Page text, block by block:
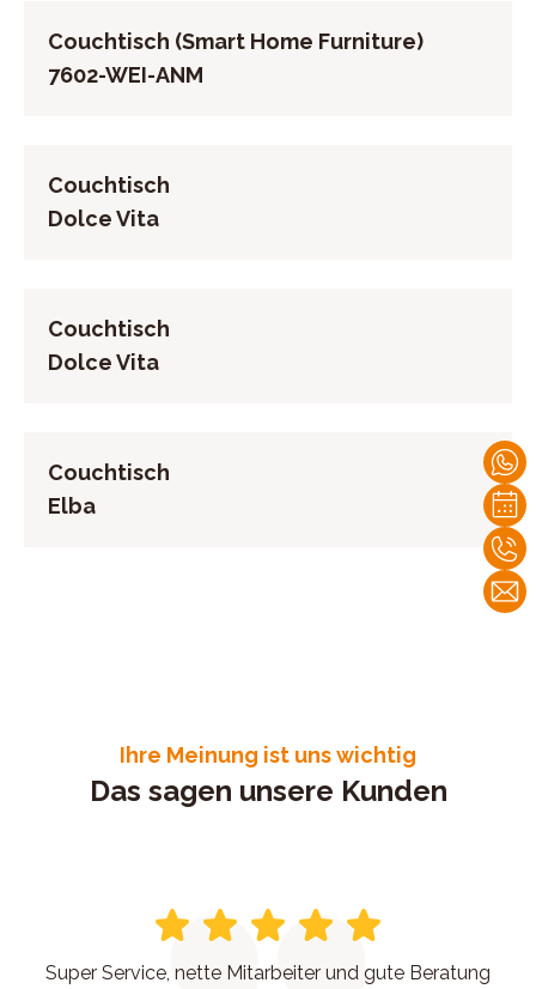
Couchtisch (Smart Home Furniture)
7602-WEI-ANM
Couchtisch
Dolce Vita
Couchtisch
Dolce Vita
Couchtisch
Elba
Ihre Meinung ist uns wichtig
Das sagen unsere Kunden
Super Service, nette Mitarbeiter und gute Beratung